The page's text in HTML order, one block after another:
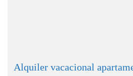
Alquiler vacacional